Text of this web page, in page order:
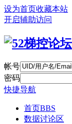
设为首页收藏本站
开启辅助访问
帐号
密码
快捷导航
首页BBS
数据讨论区